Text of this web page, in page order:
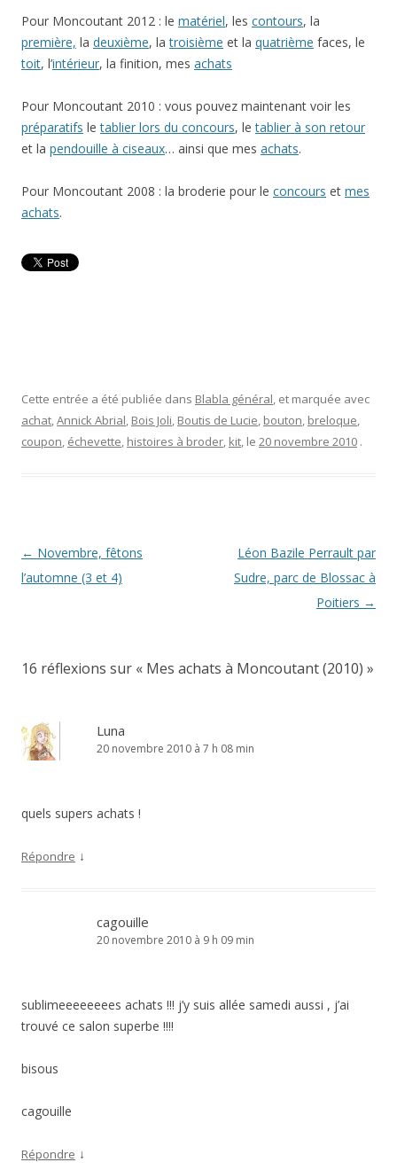
Pour Moncoutant 2012 : le matériel, les contours, la
première, la deuxième, latroisième et la quatrième faces, le
toit, l’intérieur, la finition, mes achats
Pour Moncoutant 2010 : vous pouvez maintenant voir les
préparatifs letablier lors du concours, letablier à son retour
et la pendouille à ciseaux… ainsi que mes achats.
Pour Moncoutant 2008 : la broderie pour le concours et mes
achats.
Cette entrée a été publiée dans Blabla général, et marquée avec
achat,Annick Abrial, Bois Joli, Boutis de Lucie, bouton, breloque,
coupon, échevette, histoires à broder, kit, le 20 novembre 2010 .
Navigation
des
← Novembre, fêtons
l’automne (3 et 4)
Léon Bazile Perrault par
Sudre, parc de Blossac à
Poitiers →
16 réflexions sur « Mes achats à Moncoutant (2010) »
Luna
20 novembre 2010 à 7 h 08 min
quels supers achats !
Répondre ↓
cagouille
20 novembre 2010 à 9 h 09 min
sublimeeeeeeees achats !!! j’y suis allée samedi aussi , j’ai
trouvé ce salon superbe !!!!
bisous
cagouille
Répondre ↓